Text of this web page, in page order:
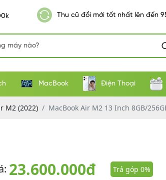
Thu cũ đổi mới tốt nhất lên đến
MacBook Điện Thoại
M2 (2022) MacBook Air M2 13 Inch 8GB/
23.600.000đ
Trả góp 0%